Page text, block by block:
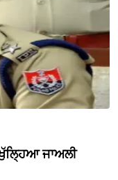
ਜਾਅਲੀ